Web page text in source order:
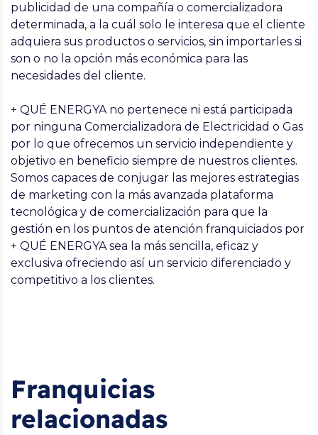
publicidad de una compañía o comercializadora
determinada, a la cuál solo le interesa que el cliente
adquiera­ sus productos o servicios, sin importarles si
son o no la opción más económica para las
necesidades del cliente.
+ QUÉ ENERGYA no pertenece ni está participada
por ninguna Comercializadora de Electricidad o Gas
por lo que ofrecemos un servicio independiente y
objetivo en beneficio siempre de nuestros clientes.
Somos capaces de conjugar las mejores estrategias
de marketing con la más avanzada plataforma
tecnológica y de comercialización para que la
gestión en los puntos de atención franquiciados por
+ QUÉ ENERGYA sea la más sencilla, eficaz y
exclusiva ofreciendo así­ un servicio diferenciado y
competitivo a los clientes.
Franquicias
relacionadas